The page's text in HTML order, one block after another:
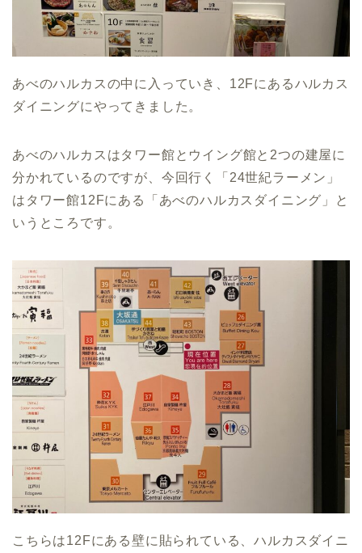
あべのハルカスの中に入っていき、12Fにあるハルカス
ダイニングにやってきました。
あべのハルカスはタワー館とウイング館と2つの建屋に
分かれているのですが、今回行く「24世紀ラーメン」
はタワー館12Fにある「あべのハルカスダイニング」と
いうところです。
こちらは12Fにある壁に貼られている、ハルカスダイニ